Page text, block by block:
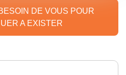
DE VOUS POUR
A EXISTER